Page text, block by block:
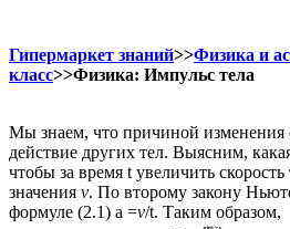
Гипермаркет знаний>>Физика и
класс>>Физика: Импульс тела
Мы знаем, что причиной изменения
действие других тел. Выясним,
чтобы за время t увеличить
значения v. По второму закону
формуле (2.1) а =v/t. Таким образом,